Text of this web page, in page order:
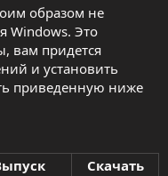
образом не
Windows. Это
вам придется
и установить
приведенную ниже
Скачать